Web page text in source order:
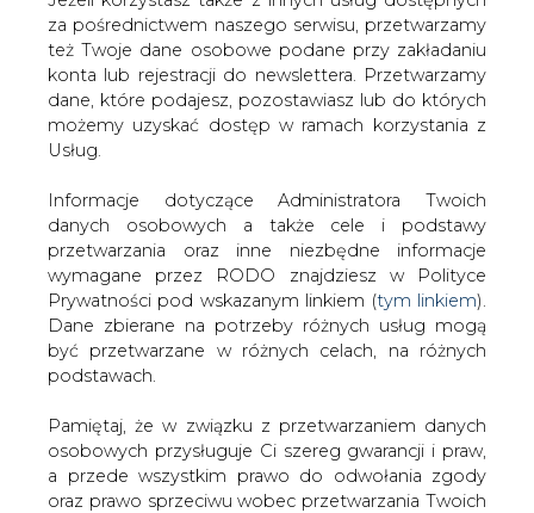
za pośrednictwem naszego serwisu, przetwarzamy
też Twoje dane osobowe podane przy zakładaniu
konta lub rejestracji do newslettera. Przetwarzamy
dane, które podajesz, pozostawiasz lub do których
możemy uzyskać dostęp w ramach korzystania z
Usług.
Informacje dotyczące Administratora Twoich
danych osobowych a także cele i podstawy
przetwarzania oraz inne niezbędne informacje
wymagane przez RODO znajdziesz w Polityce
Prywatności pod wskazanym linkiem (tym linkiem).
Dane zbierane na potrzeby różnych usług mogą
być przetwarzane w różnych celach, na różnych
podstawach.
Pamiętaj, że w związku z przetwarzaniem danych
osobowych przysługuje Ci szereg gwarancji i praw,
a przede wszystkim prawo do odwołania zgody
oraz prawo sprzeciwu wobec przetwarzania Twoich
Strona główna
SERWIS INFORMACYJNY CIRE
/ USA. Awaria rurociągu w południowej Kalifornii
2015-05-21 00:00
skomentuj
udostępnij:
USA. Awaria rurociągu w
południowej Kalifornii